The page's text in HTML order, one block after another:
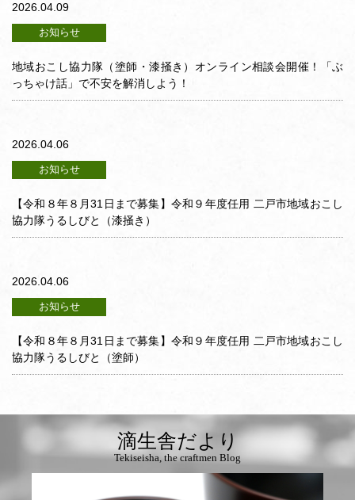
2026.04.09
お知らせ
地域おこし協力隊（塗師・漆掻き）オンライン相談会開催！「ぶ
っちゃけ話」で不安を解消しよう！
2026.04.06
お知らせ
【令和８年８月31日まで募集】令和９年度任用 二戸市地域おこし
協力隊うるしびと（漆掻き）
2026.04.06
お知らせ
【令和８年８月31日まで募集】令和９年度任用 二戸市地域おこし
協力隊うるしびと（塗師）
滴生舎だより
Tekiseisha, the craftmen Blog